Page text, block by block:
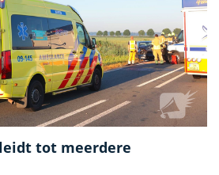
tot meerdere